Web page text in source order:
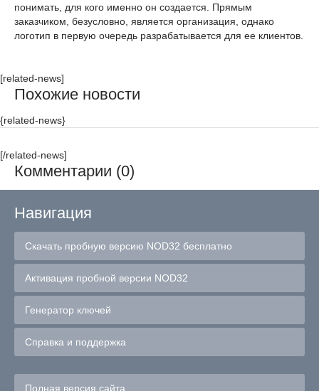
понимать, для кого именно он создается. Прямым
заказчиком, безусловно, является организация, однако
логотип в первую очередь разрабатывается для ее клиентов.
[related-news]
Похожие новости
{related-news}
[/related-news]
Комментарии (0)
Навигация
Скачать пробную версию NOD32 бесплатно
Активация пробной версии NOD32
Генератор ключей
Справка и поддержка
Полная версия сайта